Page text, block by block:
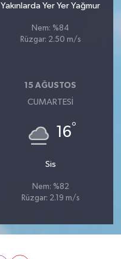
Yakınlarda Yer Yer Yağmur
Nem: %84
Rüzgar: 2.50 m/s
15 AĞUSTOS
CUMARTESI
16°
Sis
Nem: %82
Rüzgar: 2.19 m/s